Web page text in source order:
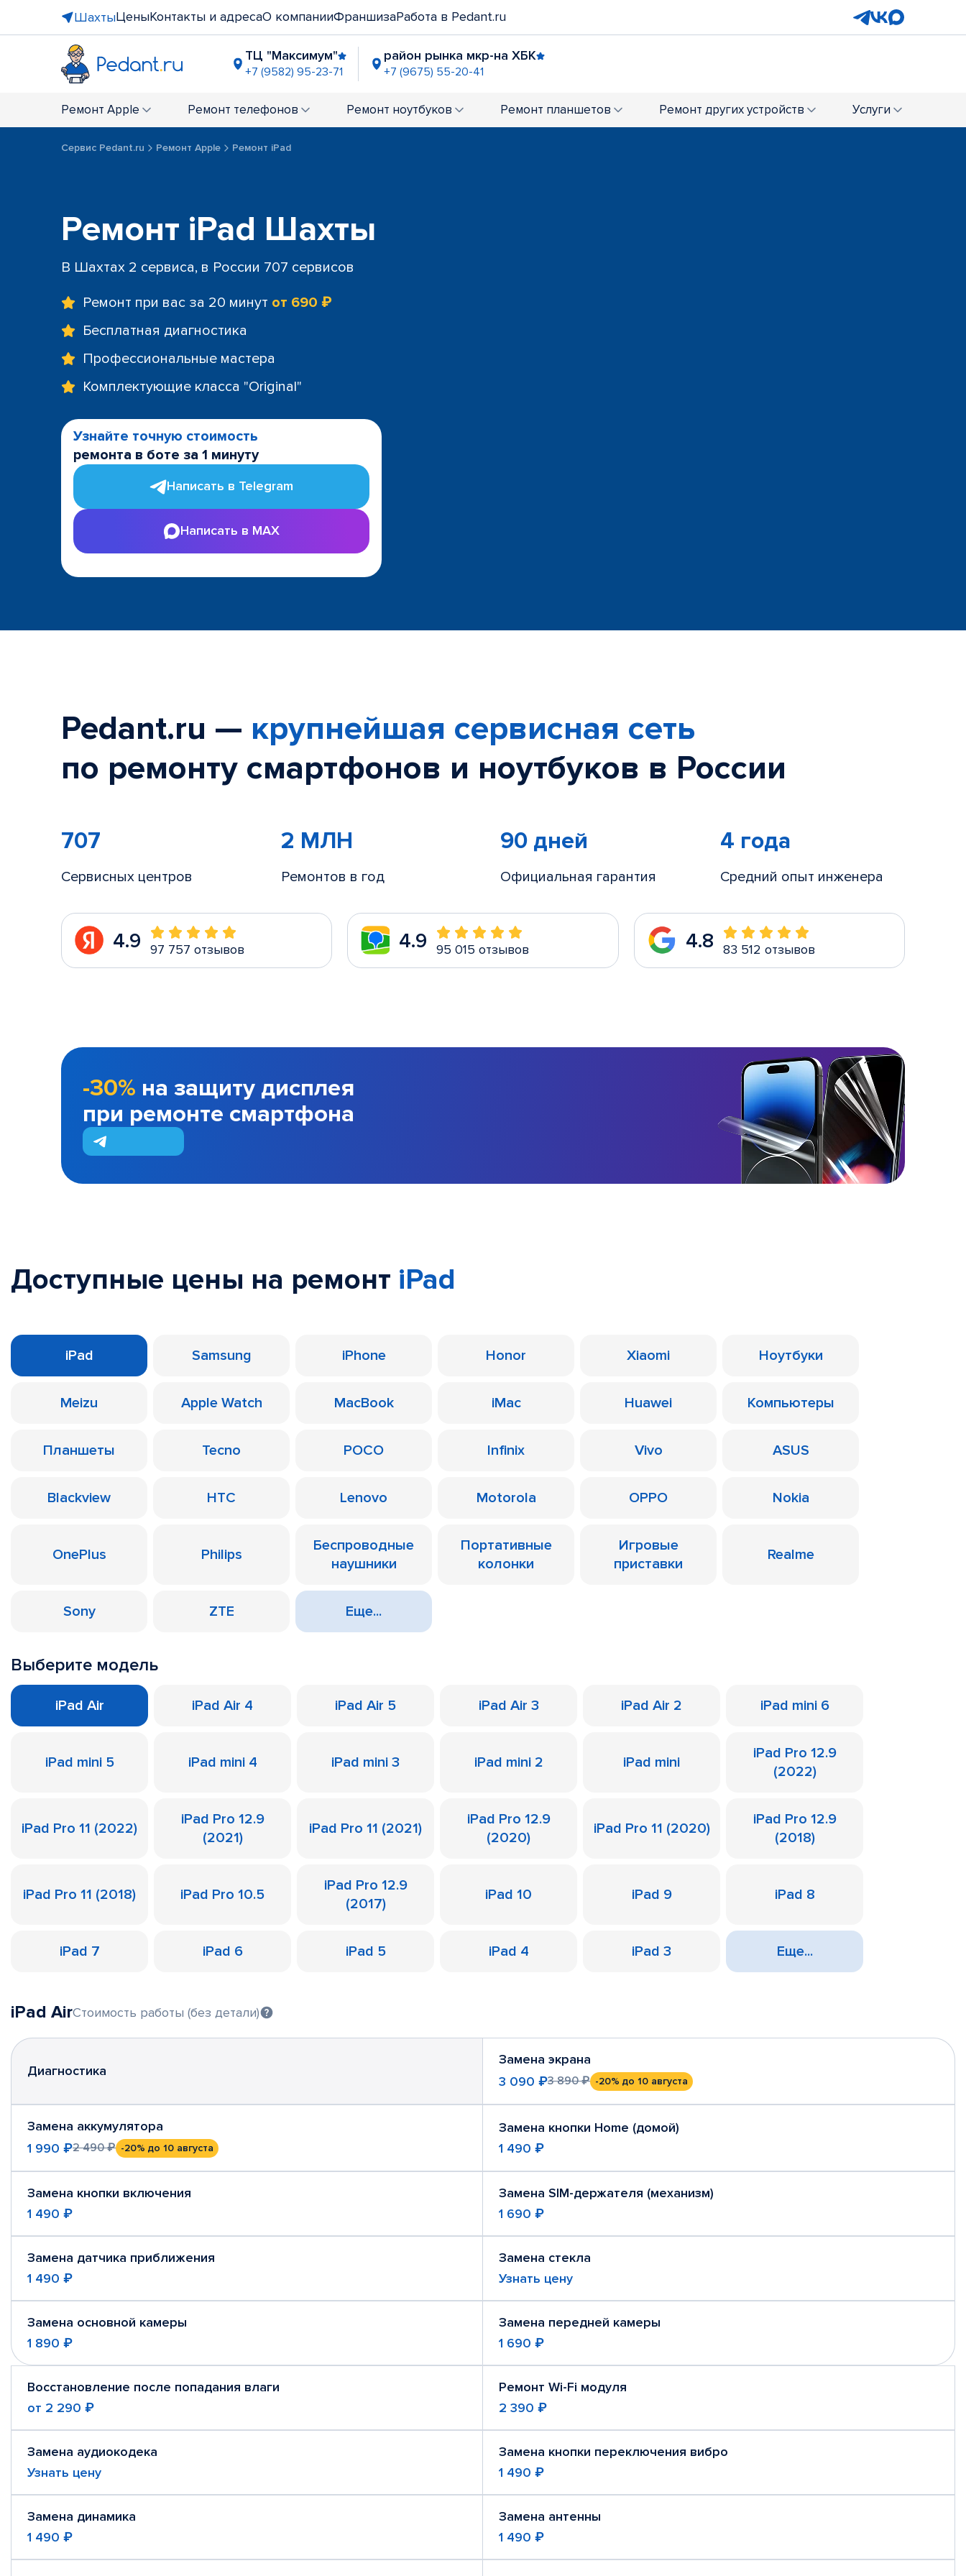
ШахтыЦеныКонтакты и адресаО компанииФраншизаРабота в Pedant.ru
ТЦ "Максимум"
+7 (9582) 95-23-71
район рынка мкр-на ХБК
+7 (9675) 55-20-41
Ремонт Apple Ремонт телефонов Ремонт ноутбуков Ремонт планшетов Ремонт других устройств Услуги
Сервис Pedant.ru Ремонт Apple Ремонт iPad
Ремонт iPad Шахты
В Шахтах 2 сервиса, в России 707 сервисов
Ремонт при вас за 20 минут от 690 ₽
Бесплатная диагностика
Профессиональные мастера
Комплектующие класса "Original"
Узнайте точную стоимость
ремонта в боте за 1 минуту
Написать в Telegram
Написать в MAX
Pedant.ru — крупнейшая сервисная сеть
по ремонту смартфонов и ноутбуков в России
707
Сервисных центров
2 МЛН
Ремонтов в год
90 дней
Официальная гарантия
4 года
Средний опыт инженера
4.9 97 757 отзывов 4.9 95 015 отзывов 4.8 83 512 отзывов
-30% на защиту дисплея
при ремонте смартфона
Доступные цены на ремонт iPad
iPad Samsung iPhone Honor Xiaomi Ноутбуки
Meizu Apple Watch MacBook iMac Huawei Компьютеры
Планшеты Tecno POCO Infinix Vivo ASUS
Blackview HTC Lenovo Motorola OPPO Nokia
OnePlus Philips
Беспроводные
наушники
Портативные
колонки
Игровые
приставки
Realme
Sony ZTE Еще...
Выберите модель
iPad Air iPad Air 4 iPad Air 5 iPad Air 3 iPad Air 2 iPad mini 6
iPad mini 5 iPad mini 4 iPad mini 3 iPad mini 2 iPad mini
iPad Pro 12.9
(2022)
iPad Pro 11 (2022)
iPad Pro 12.9
(2021)
iPad Pro 11 (2021)
iPad Pro 12.9
(2020)
iPad Pro 11 (2020)
iPad Pro 12.9
(2018)
iPad Pro 11 (2018) iPad Pro 10.5
iPad Pro 12.9
(2017)
iPad 10 iPad 9 iPad 8
iPad 7 iPad 6 iPad 5 iPad 4 iPad 3 Еще...
iPad AirСтоимость работы (без детали)
Диагностика
Замена экрана
3 090 ₽3 890 ₽ -20% до 10 августа
Замена аккумулятора
1 990 ₽2 490 ₽ -20% до 10 августа
Замена кнопки Home (домой)
1 490 ₽
Замена кнопки включения
1 490 ₽
Замена SIM-держателя (механизм)
1 690 ₽
Замена датчика приближения
1 490 ₽
Замена стекла
Узнать цену
Замена основной камеры
1 890 ₽
Замена передней камеры
1 690 ₽
Восстановление после попадания влаги
от 2 290 ₽
Ремонт Wi-Fi модуля
2 390 ₽
Замена аудиокодека
Узнать цену
Замена кнопки переключения вибро
1 490 ₽
Замена динамика
1 490 ₽
Замена антенны
1 490 ₽